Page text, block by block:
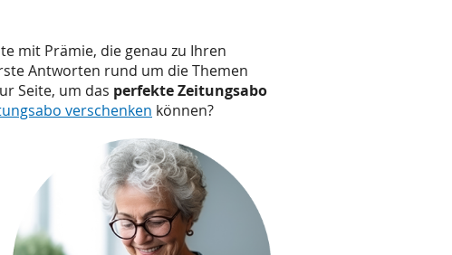
mit Prämie, die genau zu Ihren
Antworten rund um die Themen
Seite, um das perfekte Zeitungsabo
verschenken können?